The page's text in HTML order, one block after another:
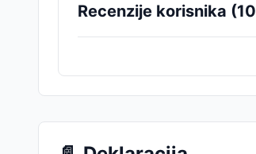
Recenzije korisnika (10